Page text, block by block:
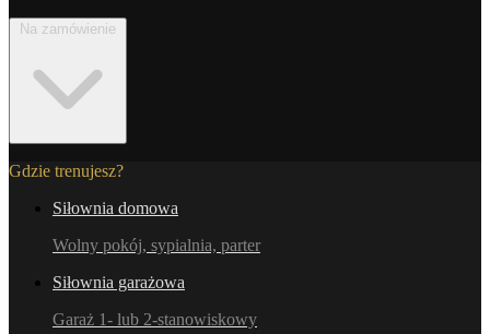
Gdzie trenujesz?
Siłownia domowa
Wolny pokój, sypialnia, parter
Siłownia garażowa
Garaż 1- lub 2-stanowiskowy